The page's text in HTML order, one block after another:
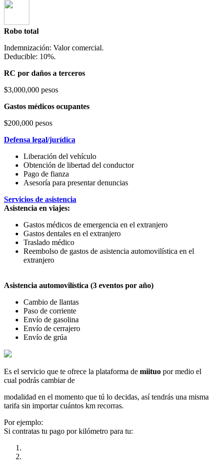
Robo total
Indemnización: Valor comercial.
Deducible: 10%.
RC por daños a terceros
$3,000,000 pesos
Gastos médicos ocupantes
$200,000 pesos
Defensa legal/jurídica
Liberación del vehículo
Obtención de libertad del conductor
Pago de fianza
Asesoría para presentar denuncias
Servicios de asistencia
Asistencia en viajes:
Gastos médicos de emergencia en el extranjero
Gastos dentales en el extranjero
Traslado médico
Reembolso de gastos de asistencia automovilística en el
extranjero
Asistencia automovilística (3 eventos por año)
Cambio de llantas
Paso de corriente
Envío de gasolina
Envío de cerrajero
Envío de grúa
Es el servicio que te ofrece la plataforma de miituo por medio el
cual podrás cambiar de
modalidad en el momento que tú lo decidas, así tendrás una misma
tarifa sin importar cuántos km recorras.
Por ejemplo:
Si contratas tu pago por kilómetro para tu: